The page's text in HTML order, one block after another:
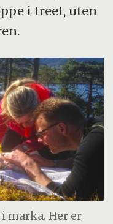
i treet, uten
marka. Her er